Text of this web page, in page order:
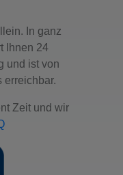
In ganz
Ihnen 24
und ist von
erreichbar.
Zeit und wir